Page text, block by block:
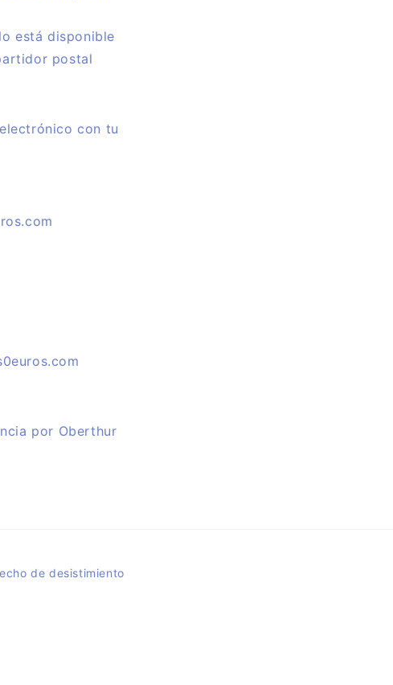
está disponible
postal
con tu
por Oberthur
de desistimiento